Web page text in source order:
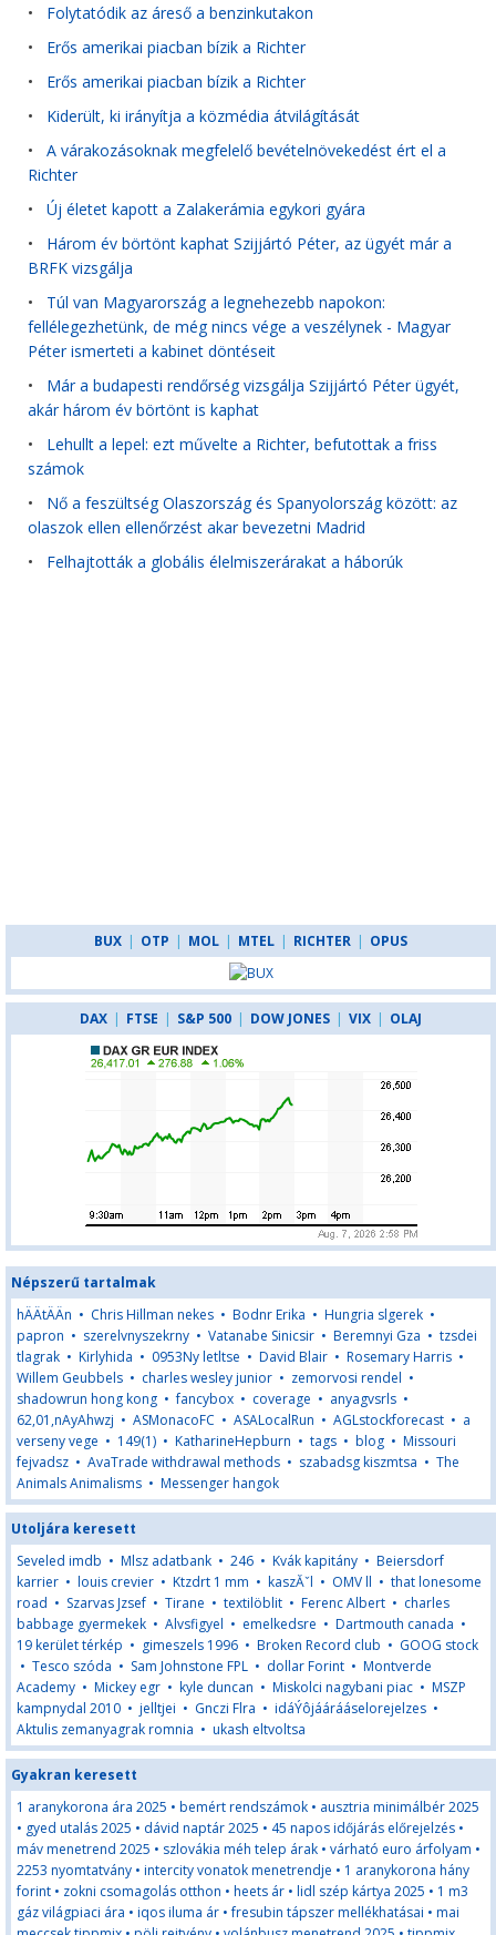
• Folytatódik az áreső a benzinkutakon
• Erős amerikai piacban bízik a Richter
• Erős amerikai piacban bízik a Richter
• Kiderült, ki irányítja a közmédia átvilágítását
• A várakozásoknak megfelelő bevételnövekedést ért el a
Richter
• Új életet kapott a Zalakerámia egykori gyára
• Három év börtönt kaphat Szijjártó Péter, az ügyét már a
BRFK vizsgálja
• Túl van Magyarország a legnehezebb napokon:
fellélegezhetünk, de még nincs vége a veszélynek - Magyar
Péter ismerteti a kabinet döntéseit
• Már a budapesti rendőrség vizsgálja Szijjártó Péter ügyét,
akár három év börtönt is kaphat
• Lehullt a lepel: ezt művelte a Richter, befutottak a friss
számok
• Nő a feszültség Olaszország és Spanyolország között: az
olaszok ellen ellenőrzést akar bevezetni Madrid
• Felhajtották a globális élelmiszerárakat a háborúk
BUX | OTP | MOL | MTEL | RICHTER | OPUS
DAX | FTSE | S&P 500 | DOW JONES | VIX | OLAJ
Népszerű tartalmak
hÄÄtÄÄn • Chris Hillman nekes • Bodnr Erika • Hungria slgerek •
papron • szerelvnyszekrny • Vatanabe Sinicsir • Beremnyi Gza • tzsdei
tlagrak • Kirlyhida • 0953Ny letltse • David Blair • Rosemary Harris •
Willem Geubbels • charles wesley junior • zemorvosi rendel •
shadowrun hong kong •fancybox • coverage • anyagvsrls •
62,01,nAyAhwzj • ASMonacoFC • ASALocalRun • AGLstockforecast • a
verseny vege • 149(1) • KatharineHepburn • tags • blog • Missouri
fejvadsz • AvaTrade withdrawal methods • szabadsg kiszmtsa • The
Animals Animalisms • Messenger hangok
Utoljára keresett
Seveled imdb • Mlsz adatbank • 246 • Kvák kapitány • Beiersdorf
karrier • louis crevier • Ktzdrt 1 mm • kaszĂˇl • OMV ll • that lonesome
road • Szarvas Jzsef • Tirane • textilöblit • Ferenc Albert • charles
babbage gyermekek • Alvsfigyel • emelkedsre • Dartmouth canada •
19 kerület térkép • gimeszels 1996 • Broken Record club • GOOG stock
• Tesco szóda • Sam Johnstone FPL • dollar Forint • Montverde
Academy • Mickey egr • kyle duncan • Miskolci nagybani piac • MSZP
kampnydal 2010 • jelltjei • Gnczi Flra • idáÝôjáárááselorejelzes •
Aktulis zemanyagrak romnia • ukash eltvoltsa
Gyakran keresett
1 aranykorona ára 2025 • bemért rendszámok • ausztria minimálbér 2025
• gyed utalás 2025 • dávid naptár 2025 • 45 napos időjárás előrejelzés •
máv menetrend 2025 • szlovákia méh telep árak • várható euro árfolyam •
2253 nyomtatvány • intercity vonatok menetrendje • 1 aranykorona hány
forint • zokni csomagolás otthon • heets ár • lidl szép kártya 2025 • 1 m3
gáz világpiaci ára • iqos iluma ár •fresubin tápszer mellékhatásai • mai